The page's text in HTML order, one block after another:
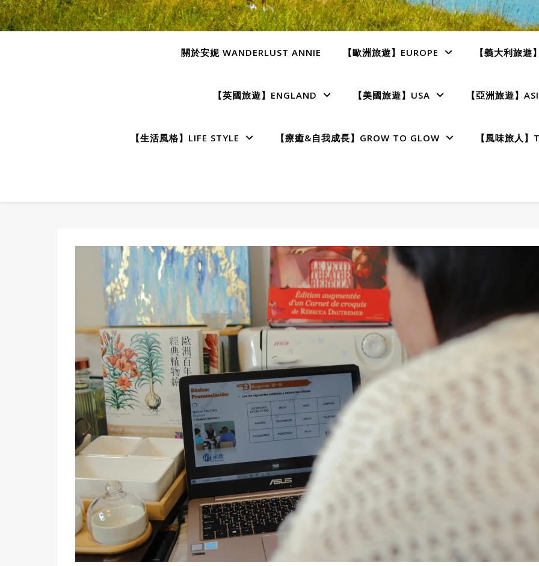
關於安妮 WANDERLUST ANNIE 【歐洲旅遊】EUROPE 【義大利旅遊
【英國旅遊】ENGLAND 【美國旅遊】USA 【亞洲旅遊】
【生活風格】LIFE STYLE 【療癒&自我成長】GROW TO GLOW 【風味旅人】